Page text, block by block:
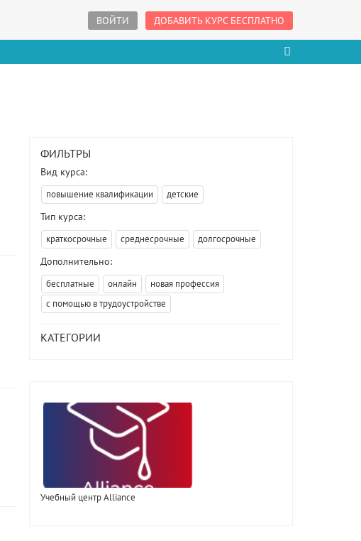
ВОЙТИ ДОБАВИТЬ КУРС БЕСПЛАТНО
ФИЛЬТРЫ
Вид курса:
повышение квалификации детские
Тип курса:
краткосрочные среднесрочные долгосрочные
Дополнительно:
бесплатные онлайн
новая профессия
с помощью в трудоустройстве
КАТЕГОРИИ
Учебный центр Alliance